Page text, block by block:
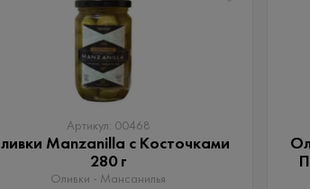
Артикул: 00468
Manzanilla с Косточками
280 г
Оливки - Мансанилья